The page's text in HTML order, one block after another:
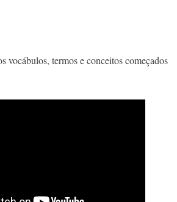
vocábulos, termos e conceitos começados